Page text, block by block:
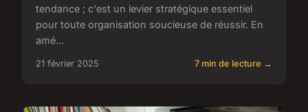
tendance ; c'est un levier stratégique essentiel
pour toute organisation soucieuse de réussir. En
amé...
21 février 2025 7 min de lecture →